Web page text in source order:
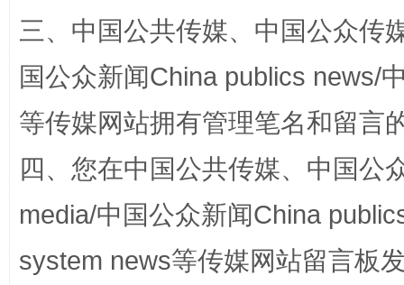
三、中国公共传媒、中国公众传
国公众新闻China publics news/
等传媒网站拥有管理笔名和留言
四、您在中国公共传媒、中国公
media/中国公众新闻China
system news等传媒网站留言板